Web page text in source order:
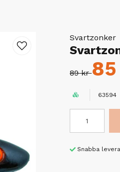
Svartzonker
89 kr
63594
Snabba